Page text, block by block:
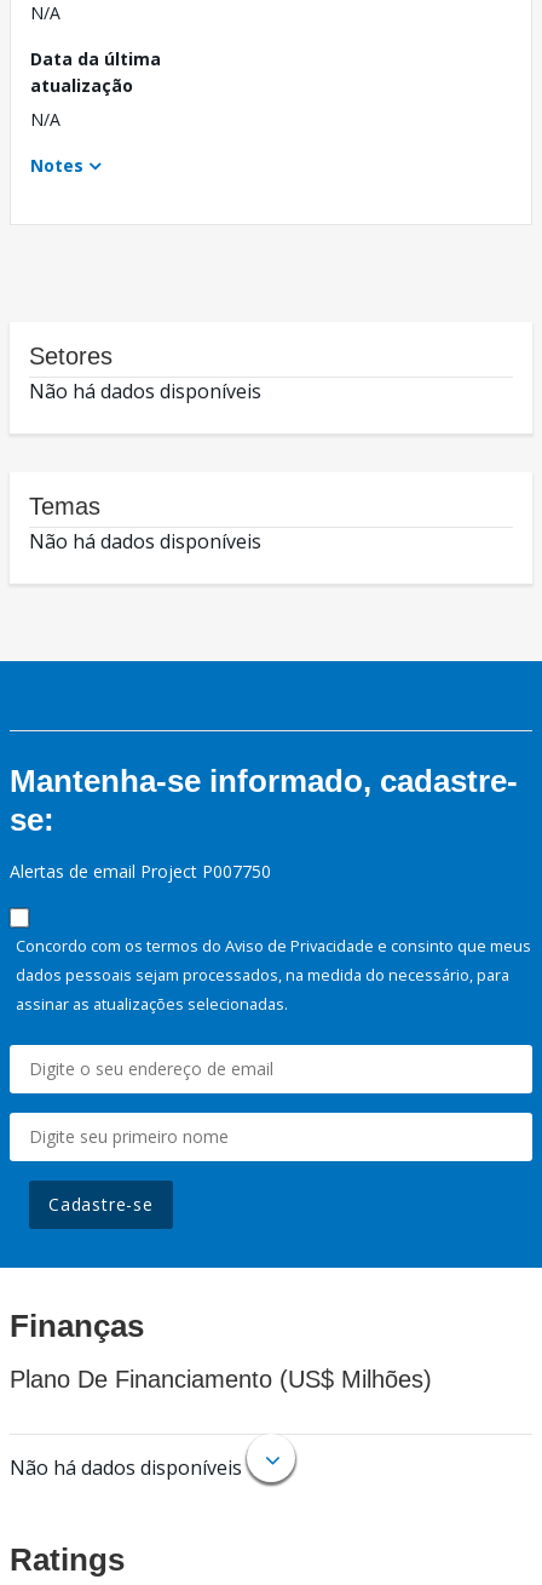
N/A
Data da última
atualização
N/A
Notes
Setores
Não há dados disponíveis
Temas
Não há dados disponíveis
Mantenha-se informado, cadastre-
se:
Alertas de email Project P007750
Concordo com os termos do Aviso de Privacidade e consinto que meus
dados pessoais sejam processados, na medida do necessário, para
assinar as atualizações selecionadas.
Cadastre-se
Finanças
Plano De Financiamento (US$ Milhões)
Não há dados disponíveis
Ratings